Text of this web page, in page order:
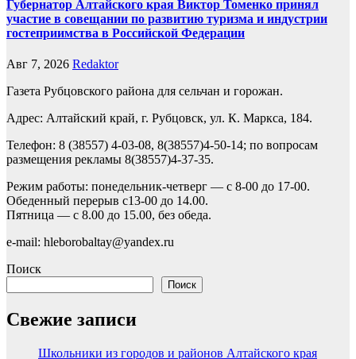
Губернатор Алтайского края Виктор Томенко принял
участие в совещании по развитию туризма и индустрии
гостеприимства в Российской Федерации
Авг 7, 2026 Redaktor
Газета Рубцовского района для сельчан и горожан.
Адрес: Алтайский край, г. Рубцовск, ул. К. Маркса, 184.
Телефон: 8 (38557) 4-03-08, 8(38557)4-50-14; по вопросам
размещения рекламы 8(38557)4-37-35.
Режим работы: понедельник-четверг — с 8-00 до 17-00.
Обеденный перерыв с13-00 до 14.00.
Пятница — с 8.00 до 15.00, без обеда.
e-mail: hleborobaltay@yandex.ru
Поиск
Поиск
Свежие записи
Школьники из городов и районов Алтайского края